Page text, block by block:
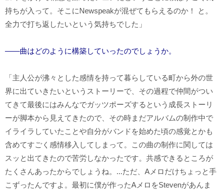
持ちが入って。そこにNewspeakが混ぜてもらえるのか！ と。
全力で打ち返したいという気持ちでした」
――曲はどのように構築していったのでしょうか。
「主人公が沸々とした感情を持って暮らしている町から外の世
界に出ていきたいというストーリーで、その過程で仲間がつい
てきて最後にはみんなでガッツポーズするという成長ストーリ
ーが脚本から見えてきたので、その時まだアルバムの制作中で
イライラしていたことや自分がバンドを始めた頃の感覚とかも
含めてすごく感情移入してしまって。この曲の制作に関しては
スッと出てきたので苦労しなかったです。共感できるところが
たくさんあったからでしょうね。...ただ、 A メロだけちょっと手
こずったんですよ。最初に僕が作ったA メロをStevenがあんま